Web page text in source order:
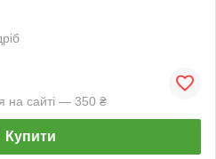
на сайті — 350 ₴
Купити